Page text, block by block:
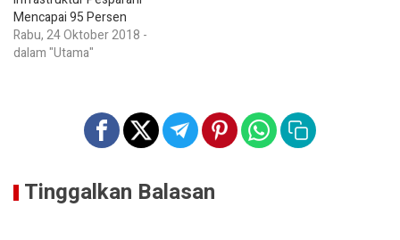
Mencapai 95 Persen
Rabu, 24 Oktober 2018 -
dalam "Utama"
Tinggalkan Balasan